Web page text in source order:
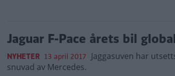
Jaguar F-Pace årets bil
NYHETER 13 april 2017 Jaggasuven har
snuvad av Mercedes.